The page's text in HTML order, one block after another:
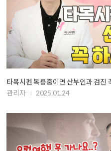
타목시펜 복용중이면 산부인과 검진
관리자
2025.01.24